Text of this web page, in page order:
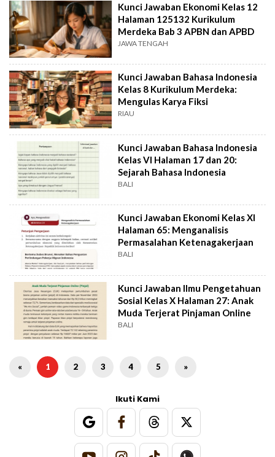
Kunci Jawaban Ekonomi Kelas 12
Halaman 125132 Kurikulum
Merdeka Bab 3 APBN dan APBD
JAWA TENGAH
Kunci Jawaban Bahasa Indonesia
Kelas 8 Kurikulum Merdeka:
Mengulas Karya Fiksi
RIAU
Kunci Jawaban Bahasa Indonesia
Kelas VI Halaman 17 dan 20:
Sejarah Bahasa Indonesia
BALI
Kunci Jawaban Ekonomi Kelas XI
Halaman 65: Menganalisis
Permasalahan Ketenagakerjaan
BALI
Kunci Jawaban Ilmu Pengetahuan
Sosial Kelas X Halaman 27: Anak
Muda Terjerat Pinjaman Online
BALI
« 1 2 3 4 5 »
Ikuti Kami